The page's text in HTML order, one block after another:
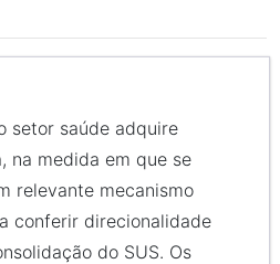
setor saúde adquire
na medida em que se
relevante mecanismo
conferir direcionalidade
do SUS. Os